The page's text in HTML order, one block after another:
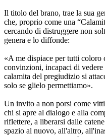
Il titolo del brano, trae la sua
che, proprio come una
cercando di distruggere non
genera e lo diffonde:
«A me dispiace per tutti
convinzioni, incapaci di
calamita del pregiudizio si
solo se glielo permettiamo».
Un invito a non porsi come
chi si apre al dialogo e alla
riflettere, a liberarsi dalle
spazio al nuovo, all'altro,